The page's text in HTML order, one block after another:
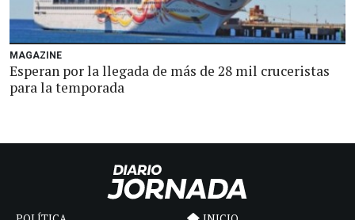
MAGAZINE
Esperan por la llegada de más de 28 mil cruceristas
para la temporada